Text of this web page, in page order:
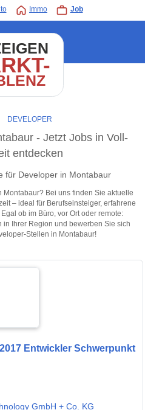
Immo Job
DEVELOPER
- Jetzt Jobs in Voll-
entdecken
für Developer in Montabaur
Bei uns finden Sie aktuelle
– ideal für Berufseinsteiger, erfahrene
ob im Büro, vor Ort oder remote:
in Ihrer Region und bewerben Sie sich
Stellen in Montabaur!
Entwickler Schwerpunkt
GmbH + Co. KG